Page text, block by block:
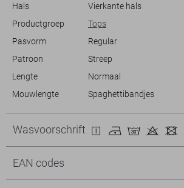
Hals
Vierkante hals
Productgroep
Tops
Pasvorm
Regular
Patroon
Streep
Lengte
Normaal
Mouwlengte
Spaghettibandjes
Wasvoorschrift
EAN codes